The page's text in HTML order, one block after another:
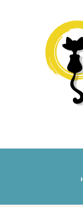
NEWS
SHOP